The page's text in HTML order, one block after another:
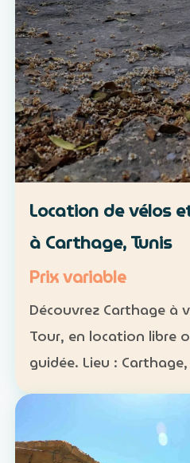
Location de vélos
à Carthage, Tunis
Prix variable
Découvrez Carthage à
Tour, en location libre
guidée. Lieu : Carthage, Tunis Formules :
location libre ou
patrimoine lo…